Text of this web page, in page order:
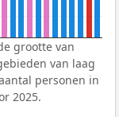
grootte van
van laag
personen in
2025.